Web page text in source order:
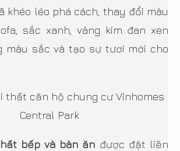
khéo léo phá cách, thay đổi màu
sắc xanh, vàng kim đan xen
màu sắc và tạo sự tươi mới cho
bếp và bàn ăn được đặt liền